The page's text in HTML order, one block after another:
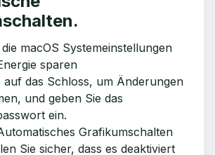
macOS Systemeinstellungen
sparen
auf das Schloss, um Änderungen
und geben Sie das
ein.
Grafikumschalten
Sie sicher, dass es deaktiviert